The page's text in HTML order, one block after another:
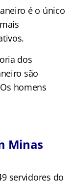
é o único
dos
são
homens
Minas
servidores do